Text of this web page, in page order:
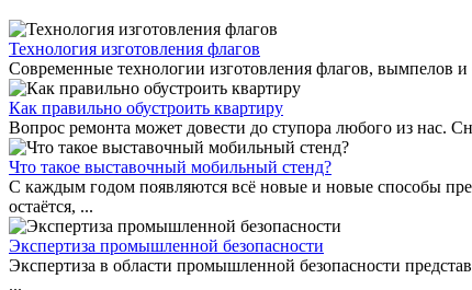
Технология изготовления флагов
Современные технологии изготовления флагов, вымпелов
Как правильно обустроить квартиру
Вопрос ремонта может довести до ступора любого из нас.
Что такое выставочный мобильный стенд?
С каждым годом появляются всё новые и новые способы
остаётся, ...
Экспертиза промышленной безопасности
Экспертиза в области промышленной безопасности
...